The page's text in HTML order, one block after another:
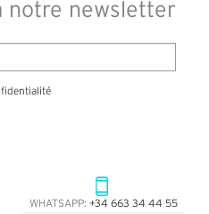
notre newsletter
WHATSAPP: +34 663 34 44 55